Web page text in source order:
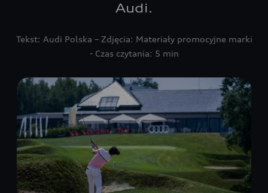
Audi.
Tekst: Audi Polska – Zdjęcia: Materiały promocyjne marki
- Czas czytania: 5 min